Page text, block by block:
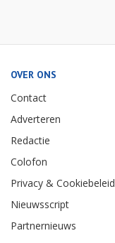
OVER ONS
Contact
Adverteren
Redactie
Colofon
Privacy & Cookiebeleid
Nieuwsscript
Partnernieuws